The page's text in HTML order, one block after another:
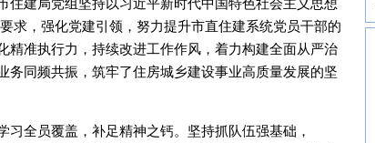
住建局党组坚持以习近平新时代中国特色社会主义思想
求，强化党建引领，努力提升市直住建系统党员干部的
精准执行力，持续改进工作作风，着力构建全面从严治
务同频共振，筑牢了住房城乡建设事业高质量发展的坚
习全员覆盖，补足精神之钙。坚持抓队伍强基础，